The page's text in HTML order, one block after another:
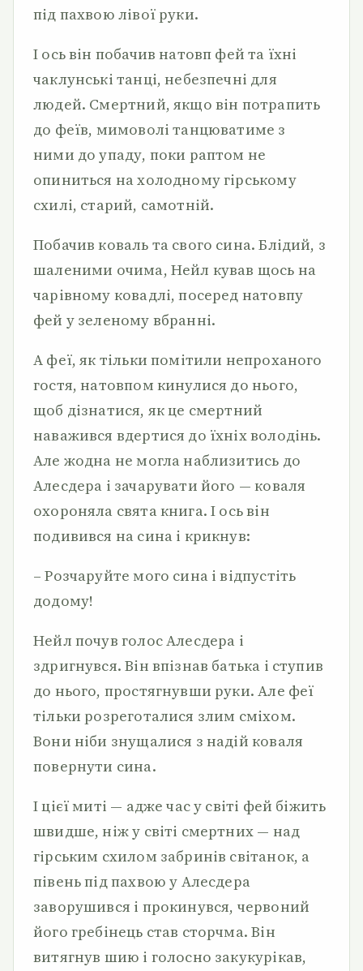
під пахвою лівої руки.
І ось він побачив натовп фей та їхні
чаклунські танці, небезпечні для
людей. Смертний, якщо він потрапить
до феїв, мимоволі танцюватиме з
ними до упаду, поки раптом не
опиниться на холодному гірському
схилі, старий, самотній.
Побачив коваль та свого сина. Блідий, з
шаленими очима, Нейл кував щось на
чарівному ковадлі, посеред натовпу
фей у зеленому вбранні.
А феї, як тільки помітили непроханого
гостя, натовпом кинулися до нього,
щоб дізнатися, як це смертний
наважився вдертися до їхніх володінь.
Але жодна не могла наблизитись до
Алесдера і зачарувати його — коваля
охороняла свята книга. І ось він
подивився на сина і крикнув:
– Розчаруйте мого сина і відпустіть
додому!
Нейл почув голос Алесдера і
здригнувся. Він впізнав батька і ступив
до нього, простягнувши руки. Але феї
тільки розреготалися злим сміхом.
Вони ніби знущалися з надій коваля
повернути сина.
І цієї миті — адже час у світі фей біжить
швидше, ніж у світі смертних — над
гірським схилом забринів світанок, а
півень під пахвою у Алесдера
заворушився і прокинувся, червоний
його гребінець став сторчма. Він
витягнув шию і голосно закукурікав,